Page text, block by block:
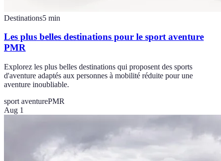
Destinations5 min
Les plus belles destinations pour le sport aventure
PMR
Explorez les plus belles destinations qui proposent des sports
d'aventure adaptés aux personnes à mobilité réduite pour une
aventure inoubliable.
sport aventurePMR
Aug 1